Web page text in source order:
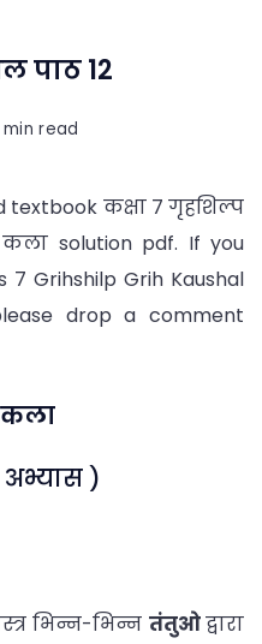
पाठ 12
min read
textbook कक्षा 7 गृहशिल्प
solution pdf. If you
7 Grihshilp Grih Kaushal
drop a comment
अभ्यास )
भिन्न-भिन्न तंतुओद्वारा